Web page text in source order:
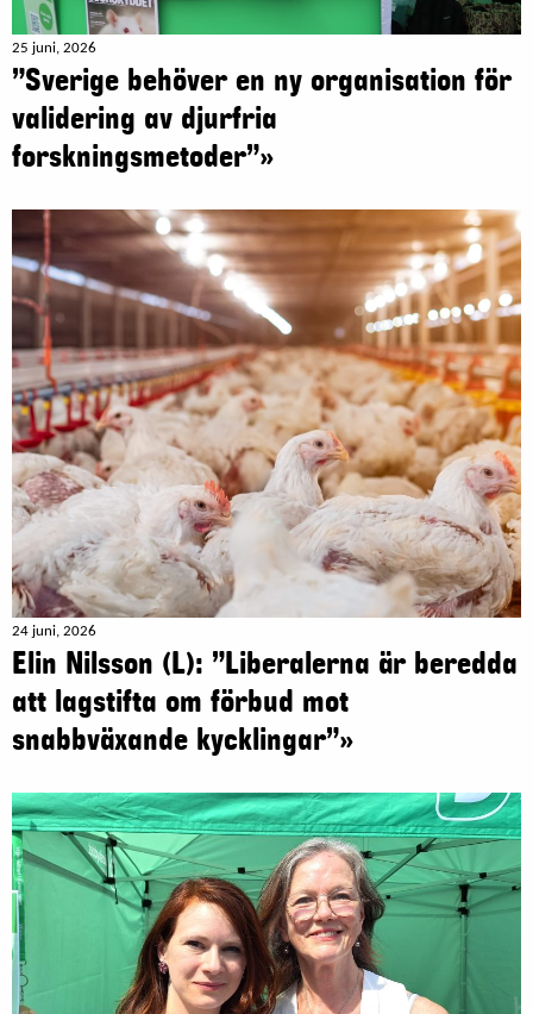
25 juni, 2026
”Sverige behöver en ny organisation för
validering av djurfria
forskningsmetoder”»
24 juni, 2026
Elin Nilsson (L): ”Liberalerna är beredda
att lagstifta om förbud mot
snabbväxande kycklingar”»